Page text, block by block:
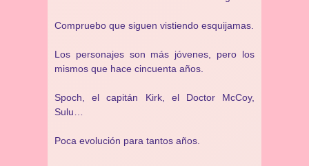
Compruebo que siguen vistiendo esquijamas.
Los personajes son más jóvenes, pero los
mismos que hace cincuenta años.
Spoch, el capitán Kirk, el Doctor McCoy,
Sulu…
Poca evolución para tantos años.